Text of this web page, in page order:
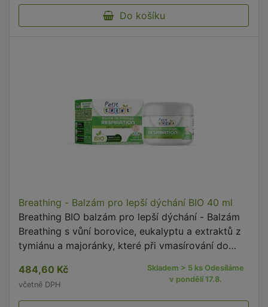
Do košíku
Breathing - Balzám pro lepší dýchání BIO 40 ml
Breathing BIO balzám pro lepší dýchání - Balzám
Breathing s vůní borovice, eukalyptu a extraktů z
tymiánu a majoránky, které při vmasírování do
ulehčují …
484,60 Kč
včetně DPH
Skladem > 5 ks Odesíláme
v pondělí 17.8.